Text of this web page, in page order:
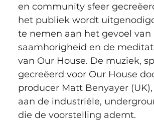
en community sfeer
het publiek wordt
te nemen aan het gevoel van
saamhorigheid en de
van Our House. De muziek,
gecreëerd voor Our House
producer Matt Benyayer
aan de industriële,
die de voorstelling ademt.